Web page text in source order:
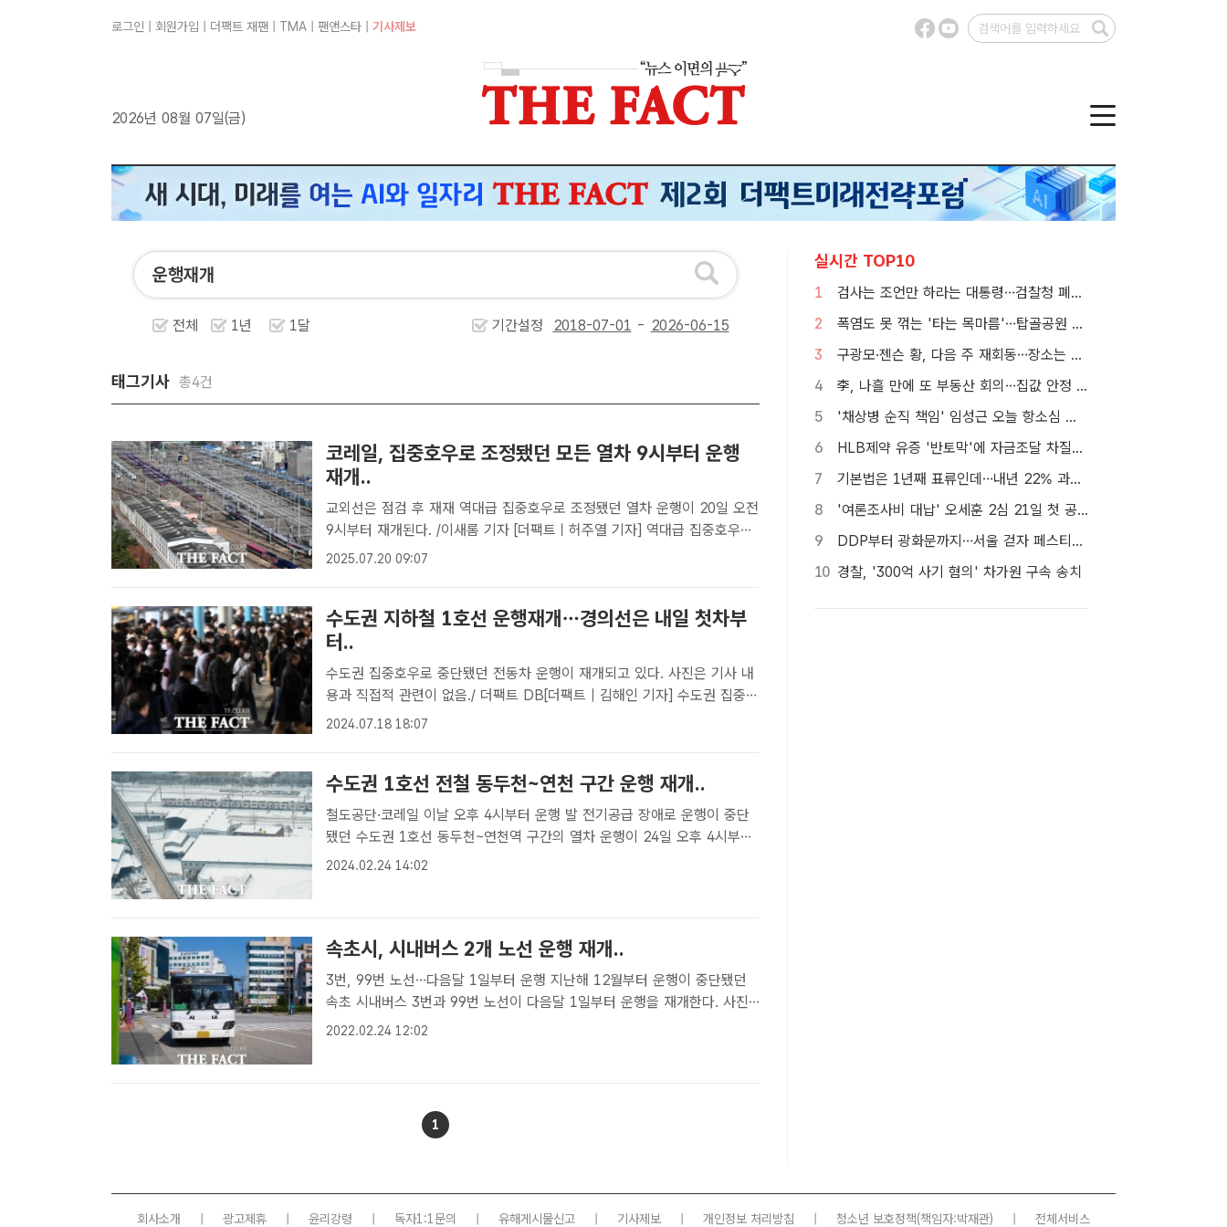
로그인 회원가입 더팩트 재팬 TMA 팬앤스타 기사제보
2026년 08월 07일(금)
전체 1년 1달 기간설정 -
태그기사 총4건
코레일, 집중호우로 조정됐던 모든 열차 9시부터 운행
재개..
교외선은 점검 후 재재 역대급 집중호우로 조정됐던 열차 운행이 20일 오전
9시부터 재개된다. /이새롬 기자 [더팩트ㅣ허주열 기자] 역대급 집중호우로
조정됐던 열차 운행이 오늘(20일) 오전 9시부터 재개된다. 한국철도공사(코
2025.07.20 09:07
수도권 지하철 1호선 운행재개…경의선은 내일 첫차부
터..
수도권 집중호우로 중단됐던 전동차 운행이 재개되고 있다. 사진은 기사 내
용과 직접적 관련이 없음./ 더팩트 DB[더팩트 | 김해인 기자] 수도권 집중호
우로 중단됐던 전동차 운행이 순차적으로 재개됐다.한국철도공사는 18일
2024.07.18 18:07
수도권 1호선 전철 동두천~연천 구간 운행 재개..
철도공단·코레일 이날 오후 4시부터 운행 발 전기공급 장애로 운행이 중단
됐던 수도권 1호선 동두천~연천역 구간의 열차 운행이 24일 오후 4시부터
재개된다. /더팩트 DB[더팩트 | 김태환 기자] 전기공급 장애로 운행이 중단
2024.02.24 14:02
속초시, 시내버스 2개 노선 운행 재개..
3번, 99번 노선…다음달 1일부터 운행 지난해 12월부터 운행이 중단됐던
속초 시내버스 3번과 99번 노선이 다음달 1일부터 운행을 재개한다. 사진/
속초시청 제공[더팩트ㅣ속초= 김재경기자] 코로나19 여파로 지난해 12월
2022.02.24 12:02
1
실시간 TOP10
1
검사는 조언만 하라는 대통령…검찰청 폐지 앞둔 합수본 '딜레마'
2
폭염도 못 꺾는 '타는 목마름'…탑골공원 아리수 냉장고 가보니
3
구광모·젠슨 황, 다음 주 재회동…장소는 실리콘밸리
4
李, 나흘 만에 또 부동산 회의…집값 안정 승부처 '공급' 점검
5
'채상병 순직 책임' 임성근 오늘 항소심 선고…1심 징역 3년
6
HLB제약 유증 '반토막'에 자금조달 차질…R&D 줄이고 채무상환금 제외
7
기본법은 1년째 표류인데…내년 22% 과세 강행, 가상자산 투자자 반발 확산
8
'여론조사비 대납' 오세훈 2심 21일 첫 공판…1심 당선무효형
9
DDP부터 광화문까지…서울 걷자 페스티벌 참가자 5000명 모집
10 경찰, '300억 사기 혐의' 차가원 구속 송치
회사소개 광고제휴 윤리강령 독자1:1문의 유해게시물신고 기사제보 개인정보 처리방침 청소년 보호정책(책임자:박재관) 전체서비스